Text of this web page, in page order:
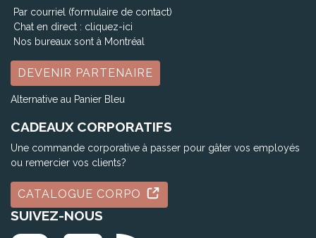
Par courriel (formulaire de contact)
Chat en direct : cliquez-ici
Nos bureaux sont à Montréal
DEVENIR PARTENAIRE
Alternative au Panier Bleu
CADEAUX CORPORATIFS
Une commande corporative à passer pour gâter vos employés
ou remercier vos clients?
CATALOGUE CORPO
SUIVEZ-NOUS